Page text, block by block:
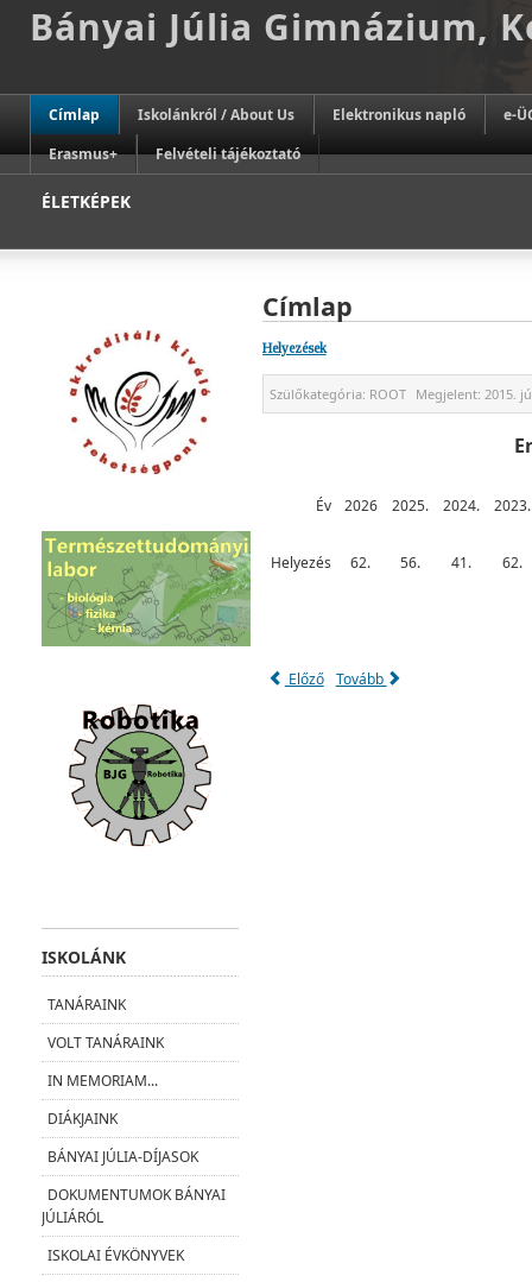
Bányai Júlia Gimnázium,
Címlap Iskolánkról / About Us Elektronikus napló
e-
Erasmus+
Felvételi tájékoztató
ÉLETKÉPEK
Címlap
Helyezések
Szülőkategória: ROOT Megjelent: 2015.
Év 2026 2025. 2024. 2023.
Helyezés 62. 56. 41. 62.
Előző Tovább
ISKOLÁNK
TANÁRAINK
VOLT TANÁRAINK
IN MEMORIAM...
DIÁKJAINK
BÁNYAI JÚLIA-DÍJASOK
DOKUMENTUMOK BÁNYAI
JÚLIÁRÓL
ISKOLAI ÉVKÖNYVEK